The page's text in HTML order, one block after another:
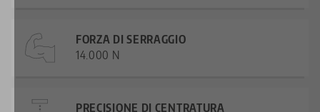
FORZA DI SERRAGGIO
14.000 N
PRECISIONE DI CENTRATURA